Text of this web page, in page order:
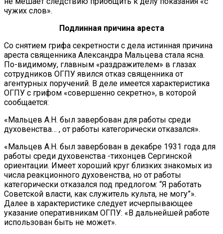
чужих слов».
Подлинная причина ареста
Со снятием грифа секретности с дела истинная причина
ареста священника Александра Мальцева стала ясна.
По-видимому, главным «раздражителем» в глазах
сотрудников ОГПУ явился отказ священника от
агентурных поручений. В деле имеется характеристика
ОГПУ с грифом «совершенно секретно», в которой
сообщается:
«Мальцев А.Н. был завербован для работы среди
духовенства… , от работы категорически отказался».
«Мальцев А.Н. был завербован в декабре 1931 года для
работы среди духовенства -тихонцев Сергинской
ориентации. Имеет хороший круг близких знакомых из
числа реакционного духовенства, но от работы
категорически отказался под предлогом: “Я работать
Советской власти, как служитель культа, не могу”».
Далее в характеристике следует исчерпывающее
указание оперативникам ОГПУ: «В дальнейшей работе
использован быть не может».